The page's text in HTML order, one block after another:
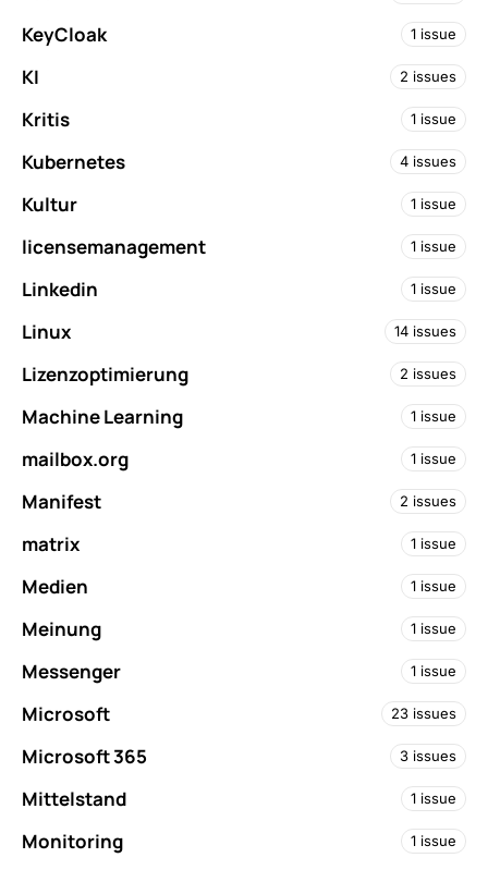
KeyCloak 1 issue
KI 2 issues
Kritis 1 issue
Kubernetes 4 issues
Kultur 1 issue
licensemanagement 1 issue
Linkedin 1 issue
Linux 14 issues
Lizenzoptimierung 2 issues
Machine Learning 1 issue
mailbox.org 1 issue
Manifest 2 issues
matrix 1 issue
Medien 1 issue
Meinung 1 issue
Messenger 1 issue
Microsoft 23 issues
Microsoft 365 3 issues
Mittelstand 1 issue
Monitoring 1 issue